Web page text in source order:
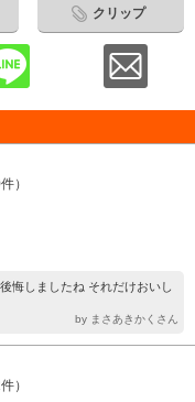
クリップ
）
悔しましたね それだけおいし
by まさあきかくさん
）